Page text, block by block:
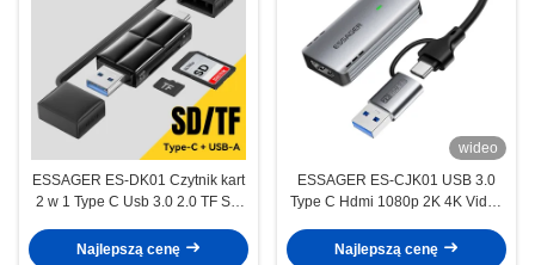
ESSAGER ES-DK01 Czytnik kart
2 w 1 Type C Usb 3.0 2.0 TF SD
Najlepszą cenę
wideo
ESSAGER ES-CJK01 USB 3.0
Type C Hdmi 1080p 2K 4K Video
Laptop Camera Live Streaming
Najlepszą cenę